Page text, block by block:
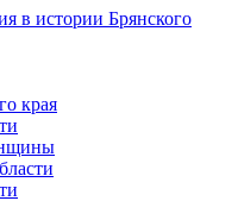
в истории Брянского
края